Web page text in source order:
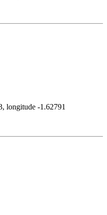
longitude -1.62791